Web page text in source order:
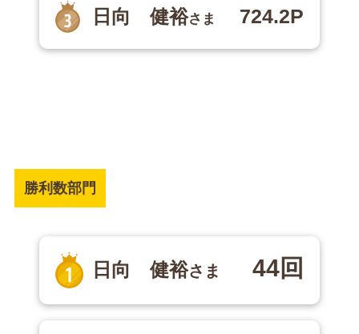
日向 健裕さま 724.2P
勝利数部門
日向 健裕さま 44回